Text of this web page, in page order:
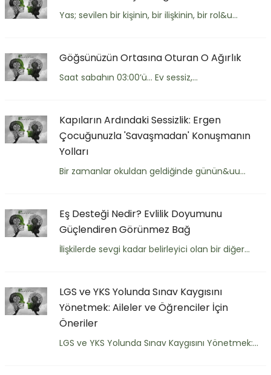
Yas; sevilen bir kişinin, bir ilişkinin, bir rol&u...
Göğsünüzün Ortasına Oturan O Ağırlık
Saat sabahın 03:00’ü… Ev sessiz,...
Kapıların Ardındaki Sessizlik: Ergen
Çocuğunuzla 'Savaşmadan' Konuşmanın
Yolları
Bir zamanlar okuldan geldiğinde günün&uu...
Eş Desteği Nedir? Evlilik Doyumunu
Güçlendiren Görünmez Bağ
İlişkilerde sevgi kadar belirleyici olan bir diğer...
LGS ve YKS Yolunda Sınav Kaygısını
Yönetmek: Aileler ve Öğrenciler İçin
Öneriler
LGS ve YKS Yolunda Sınav Kaygısını Yönetmek:...